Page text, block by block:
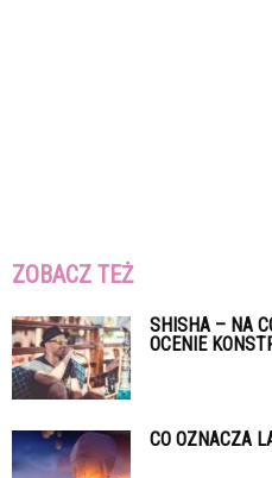
ZOBACZ TEŻ
SHISHA – NA
OCENIE
CO OZNACZA